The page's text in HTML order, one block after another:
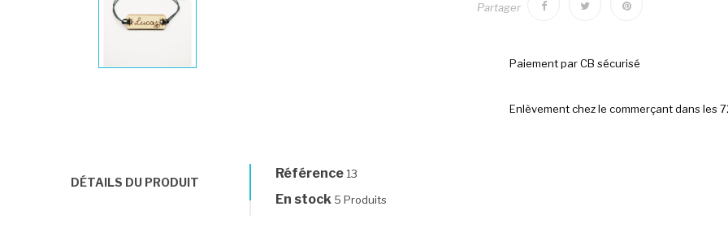
Partager
Paiement par CB sécurisé
Enlèvement chez le commerçant dans les
DÉTAILS DU PRODUIT
Référence 13
En stock 5 Produits